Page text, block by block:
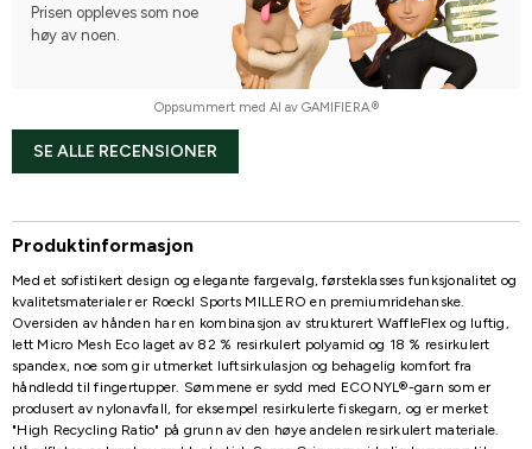
Prisen oppleves som noe
høy av noen.
Oppsummert med AI av GAMIFIERA.®
SE ALLE RECENSIONER
Produktinformasjon
Med et sofistikert design og elegante fargevalg, førsteklasses funksjonalitet og
kvalitetsmaterialer er Roeckl Sports MILLERO en premiumridehanske.
Oversiden av hånden har en kombinasjon av strukturert WaffleFlex og luftig,
lett Micro Mesh Eco laget av 82 % resirkulert polyamid og 18 % resirkulert
spandex, noe som gir utmerket luftsirkulasjon og behagelig komfort fra
håndledd til fingertupper. Sømmene er sydd med ECONYL®-garn som er
produsert av nylonavfall, for eksempel resirkulerte fiskegarn, og er merket
"High Recycling Ratio" på grunn av den høye andelen resirkulert materiale.